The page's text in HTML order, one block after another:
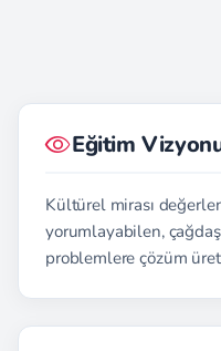
Eğitim
Kültürel mirası
yorumlayabilen,
problemlere çözüm